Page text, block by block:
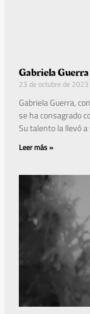
Gabriela
23 de octubre de 2023
Gabriela Guerra,
se ha consagrado
Su talento la llevó
Leer más »